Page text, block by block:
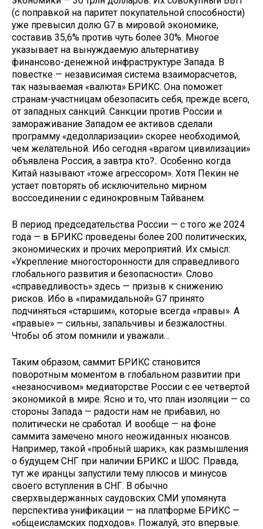
(с поправкой на паритет покупательной способности)
уже превысил долю G7 в мировой экономике,
составив 35,6% против чуть более 30%. Многое
указывает на вынуждаемую альтернативу
финансово-денежной инфраструктуре Запада. В
повестке — независимая система взаиморасчетов,
так называемая «валюта» БРИКС. Она поможет
странам-участницам обезопасить себя, прежде всего,
от западных санкций. Санкции против России и
замораживание Западом ее активов сделали
программу «дедолларизации» скорее необходимой,
чем желательной. Ибо сегодня «врагом цивилизации»
объявлена Россия, а завтра кто?.. Особенно когда
Китай называют «тоже агрессором». Хотя Пекин не
устает повторять об исключительно мирном
воссоединении с единокровным Тайванем.
В период председательства России — с того же 2024
года — в БРИКС проведены более 200 политических,
экономических и прочих мероприятий. Их смысл:
«Укрепление многосторонности для справедливого
глобального развития и безопасности». Слово
«справедливость» здесь — призыв к снижению
рисков. Ибо в «пирамидальной» G7 принято
подчиняться «старшим», которые всегда «правы». А
«правые» — сильны, запальчивы и безжалостны.
Чтобы об этом помнили и уважали…
Таким образом, саммит БРИКС становится
поворотным моментом в глобальном развитии при
«незаносчивом» медиаторстве России с ее четвертой
экономикой в мире. Ясно и то, что план изоляции — со
стороны Запада — радости нам не прибавил, но
политически не сработал. И вообще — на фоне
саммита замечено много неожиданных нюансов.
Например, такой «пробный шарик», как размышления
о будущем СНГ при наличии БРИКС и ШОС. Правда,
тут же иранцы запустили тему плюсов и минусов
своего вступления в СНГ. В обычно
сверхвыдержанных саудовских СМИ упомянута
перспектива унификации — на платформе БРИКС —
«общеисламских подходов». Пожалуй, это впервые.